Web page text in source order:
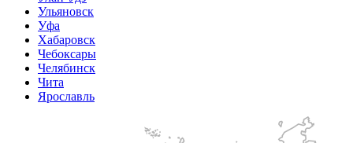
Ульяновск
Уфа
Хабаровск
Чебоксары
Челябинск
Чита
Ярославль